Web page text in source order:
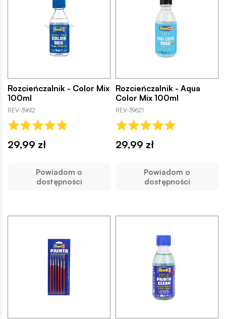
Rozcieńczalnik - Color Mix
100ml
REV-39612
29,99 zł
Powiadom o
dostępności
Rozcieńczalnik - Aqua
Color Mix 100ml
REV-39621
29,99 zł
Powiadom o
dostępności